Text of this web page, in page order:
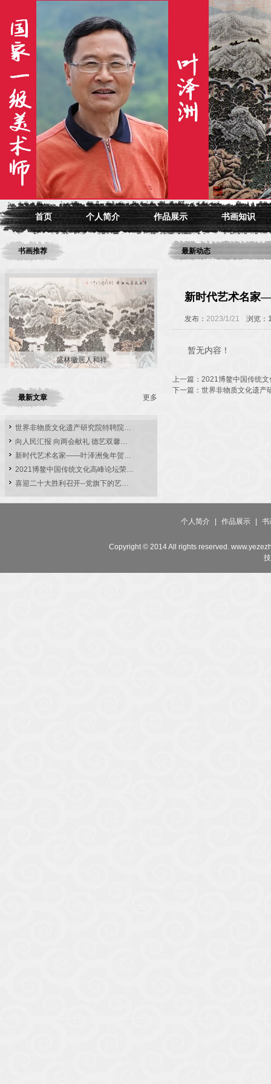
首页 个人简介 作品展示 书画知识
最新动态
新时代艺术名家
发布： 2023/1/21 浏览：
暂无内容！
上一篇： 2021博鳌中国传统
下一篇： 世界非物质文化遗产
书画推荐
盛林徽居人和祥
最新文章 更多
世界非物质文化遗产研究院特聘院…
向人民汇报 向两会献礼 德艺双馨…
新时代艺术名家——叶泽洲兔年贺…
2021博鳌中国传统文化高峰论坛荣…
喜迎二十大胜利召开--党旗下的艺…
个人简介 作品展示 书
Copyright © 2014 All rights reserved.